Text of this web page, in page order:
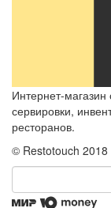
Интернет-
сервировки,
ресторанов.
© Restotouch 2018